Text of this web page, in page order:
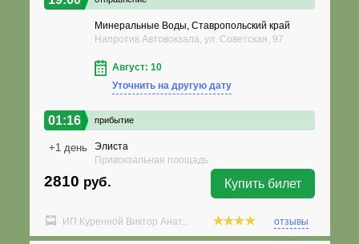
Минеральные Воды, Ставропольский край
Напротив Автовокзала, ул. Советская, 97
Август: 10
Уточнить на другую дату
01:16 прибытие
+1 день
Элиста
Привокзальная площадь
2810 руб. Купить билет
ИП Куренной Виктор Анат... отзывы